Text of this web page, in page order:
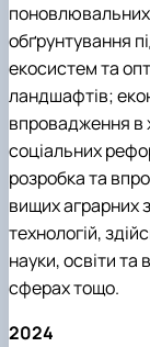
поновлювальних
обґрунтування
екосистем та
ландшафтів;
впровадження в
соціальних
розробка та
вищих аграрних
технологій,
науки, освіти та
сферах тощо.
2024